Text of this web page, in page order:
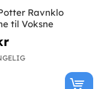
Ravnklo
til Voksne